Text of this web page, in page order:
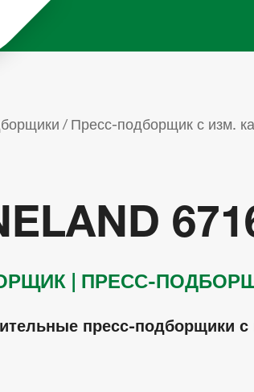
Пресс-подборщик с изм.
| ПРЕСС-
пресс-подборщики